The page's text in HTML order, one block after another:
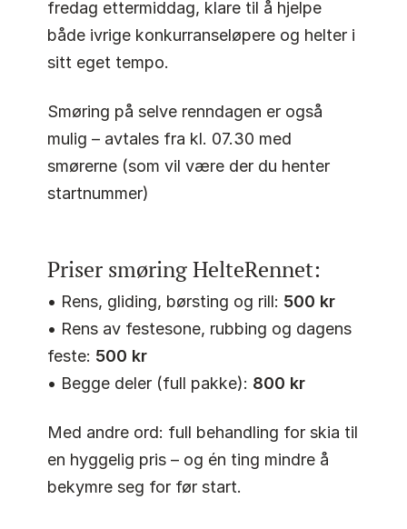
fredag ettermiddag, klare til å hjelpe
både ivrige konkurranseløpere og helter i
sitt eget tempo.
Smøring på selve renndagen er også
mulig – avtales fra kl. 07.30 med
smørerne (som vil være der du henter
startnummer)
Priser smøring HelteRennet:
• Rens, gliding, børsting og rill: 500 kr
• Rens av festesone, rubbing og dagens
feste: 500 kr
• Begge deler (full pakke): 800 kr
Med andre ord: full behandling for skia til
en hyggelig pris – og én ting mindre å
bekymre seg for før start.